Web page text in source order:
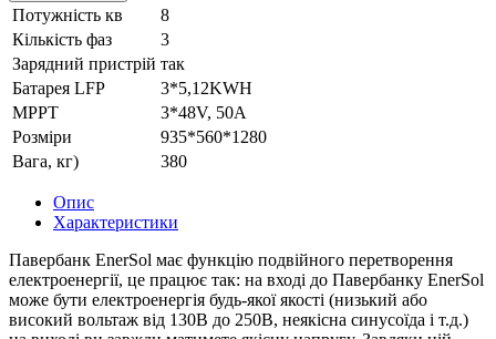
Потужність кв
8
Кількість фаз
3
Зарядний пристрій так
Батарея LFP
3*5,12KWH
МРРТ
3*48V, 50A
Розміри
935*560*1280
Вага, кг)
380
Опис
Характеристики
Павербанк EnerSol має функцію подвійного перетворення
електроенергії, це працює так: на вході до Павербанку EnerSol
може бути електроенергія будь-якої якості (низький або
високий вольтаж від 130В до 250В, неякісна синусоїда і т.д.)